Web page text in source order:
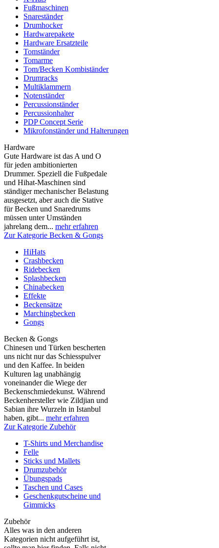
Fußmaschinen
Snareständer
Drumhocker
Hardwarepakete
Hardware Ersatzteile
Tomständer
Tomarme
Tom/Becken Kombiständer
Drumracks
Multiklammern
Notenständer
Percussionständer
Percussionhalter
PDP Concept Serie
Mikrofonständer und Halterungen
Hardware
Gute Hardware ist das A und O
für jeden ambitionierten
Drummer. Speziell die Fußpedale
und Hihat-Maschinen sind
ständiger mechanischer Belastung
ausgesetzt, aber auch die Stative
für Becken und Snaredrums
müssen unter Umständen
jahrelang dem... mehr erfahren
Zur Kategorie Becken & Gongs
HiHats
Crashbecken
Ridebecken
Splashbecken
Chinabecken
Effekte
Beckensätze
Marchingbecken
Gongs
Becken & Gongs
Chinesen und Türken bescherten
uns nicht nur das Schiesspulver
und den Kaffee. In beiden
Kulturen lag unabhängig
voneinander die Wiege der
Beckenschmiedekunst. Während
Beckenhersteller wie Zildjian und
Sabian ihre Wurzeln in Istanbul
haben, gibt... mehr erfahren
Zur Kategorie Zubehör
T-Shirts und Merchandise
Felle
Sticks und Mallets
Drumzubehör
Übungspads
Taschen und Cases
Geschenkgutscheine und
Gimmicks
Zubehör
Alles was in den anderen
Kategorien nicht aufgeführt ist,